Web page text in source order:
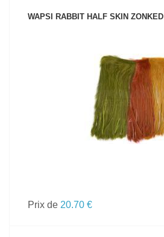
WAPSI RABBIT HALF SKIN ZONKED
VOIR LE PRODUIT
Prix de 20.70 €